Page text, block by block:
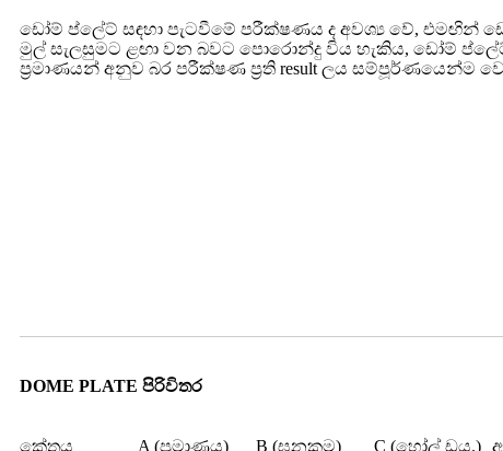
ඩෝම් ප්ලේට් සඳහා පැටවීමේ පරීක්ෂණය ද අවශ්‍ය වේ, එමඟින්
මුල් සැලසුමට ළඟා වන බවට පොරොන්දු විය හැකිය, ඩෝම්
ප්‍රමාණයන් අනුව බර පරීක්ෂණ ප්‍රති result ලය සම්පූර්ණයෙන්ම
DOME PLATE පිරිවිතර
කේතය A (ප්‍රමාණය) B (ඝනකම) C (හෝල් ඩය.)